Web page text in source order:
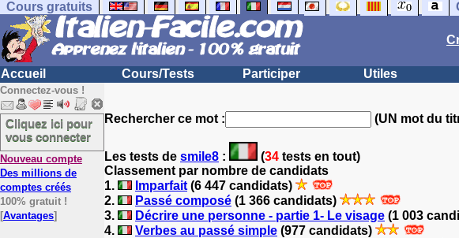
Cours gratuits
Accueil Cours/Tests Participer Utiles
Connectez-vous !
Cliquez ici pour
vous connecter
Nouveau compte
Des millions de
comptes créés
100% gratuit !
[Avantages]
Rechercher ce mot : (UN mot du
Les tests de smile8 : (34 tests en tout)
Classement par nombre de candidats
1.
Imparfait (6 447 candidats)
2.
Passé composé (1 366 candidats)
3.
Décrire une personne - partie 1- Le visage (1 003
4.
Verbes au passé simple (977 candidats)